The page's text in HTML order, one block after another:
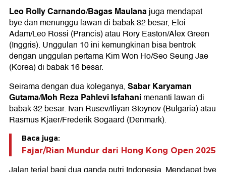
Leo Rolly Carnando/Bagas Maulanajuga mendapat
bye dan menunggu lawan di babak 32 besar, Eloi
Adam/Leo Rossi (Prancis) atau Rory Easton/Alex Green
(Inggris). Unggulan 10 ini kemungkinan bisa bentrok
dengan unggulan pertama Kim Won Ho/Seo Seung Jae
(Korea) di babak 16 besar.
Seirama dengan dua koleganya,Sabar Karyaman
Gutama/Moh Reza Pahlevi Isfahanimenanti lawan di
babak 32 besar. Ivan Rusev/Iliyan Stoynov (Bulgaria) atau
Rasmus Kjaer/Frederik Sogaard (Denmark).
Baca juga:
Fajar/Rian Mundur dari Hong Kong Open 2025